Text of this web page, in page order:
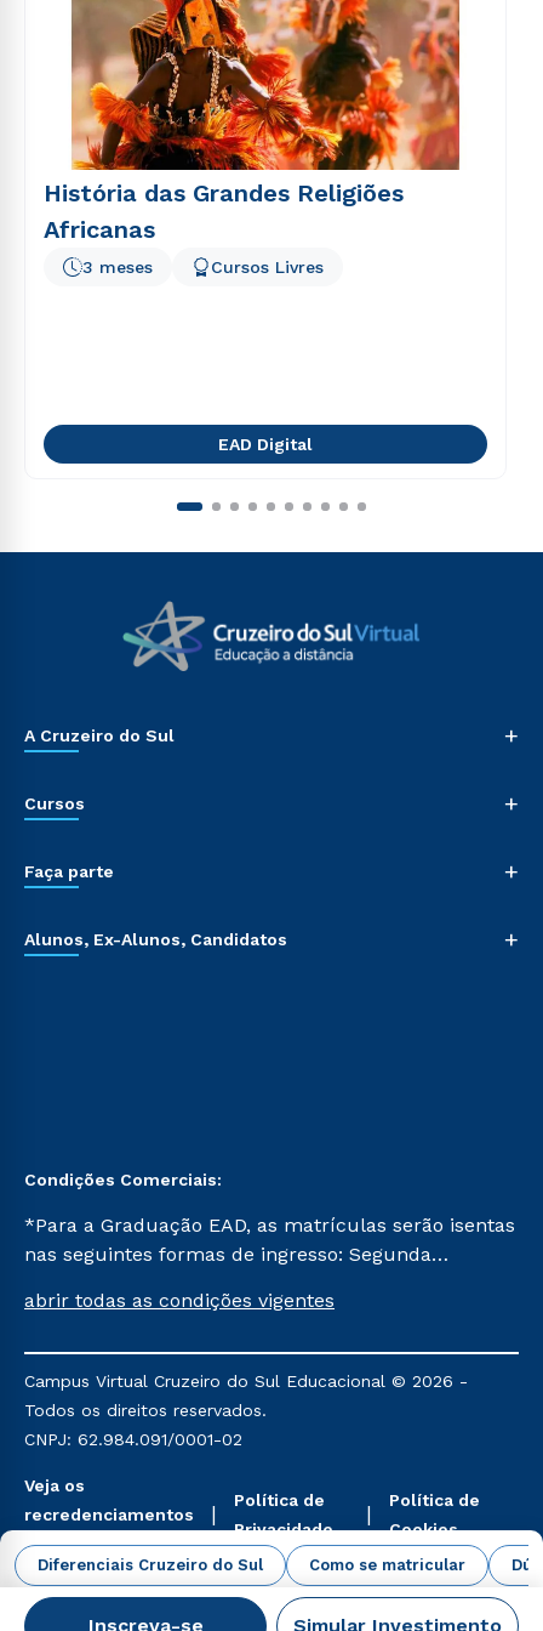
Diferenciais Cruzeiro do Sul Como se matricular
Inscreva-se Simular Investimento
História das Grandes Religiões
Africanas
3 meses Cursos Livres
EAD Digital
A Cruzeiro do Sul +
Cursos +
Faça parte +
Alunos, Ex-Alunos, Candidatos +
Condições Comerciais:
*Para a Graduação EAD, as matrículas serão isentas
nas seguintes formas de ingresso: Segunda
Já para as demais, a taxa de matrícula será de R$
mencionadas são referentes aos cursos: Ensino
Religioso, Geografia para a Docência e Metodologia
do Ensino de História: Questões Atuais.
abrir todas as condições vigentes
Campus Virtual Cruzeiro do Sul Educacional © 2026 -
Todos os direitos reservados.
CNPJ: 62.984.091/0001-02
Veja os
recredenciamentos
aqui
Política de
Privacidade
Política de
Cookies